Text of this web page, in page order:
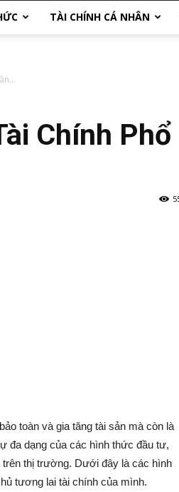
TÀI CHÍNH CÁ NHÂN
Chính Phổ
toàn và gia tăng tài sản mà còn là
đa dạng của các hình thức đầu tư,
trên thị trường. Dưới đây là các hình
tương lai tài chính của mình.